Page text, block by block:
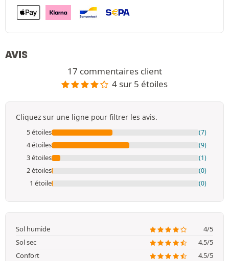
AVIS
17 commentaires client
4 sur 5 étoiles
Cliquez sur une ligne pour filtrer les avis.
5 étoiles (7)
4 étoiles (9)
3 étoiles (1)
2 étoiles (0)
1 étoile (0)
Sol humide
4/5
Sol sec
4.5/5
Confort
4.5/5